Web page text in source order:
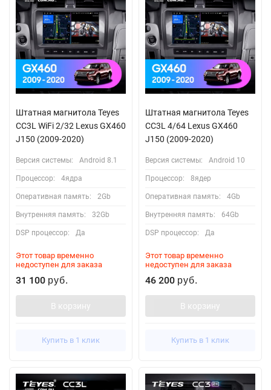
Штатная магнитола Teyes
CC3L WiFi 2/32 Lexus GX460
J150 (2009-2020)
Версия системы: Android 8.1
Процессор: 4ядра
Оперативная память: 2Gb
Внутренняя память: 32Gb
DSP процессор: Да
Этот товар временно
недоступен для заказа
31 100 руб.
В корзину
Купить в 1 клик
Штатная магнитола Teyes
CC3L 4/64 Lexus GX460
J150 (2009-2020)
Версия системы: Android 10
Процессор: 8ядер
Оперативная память: 4Gb
Внутренняя память: 64Gb
DSP процессор: Да
Этот товар временно
недоступен для заказа
46 200 руб.
В корзину
Купить в 1 клик